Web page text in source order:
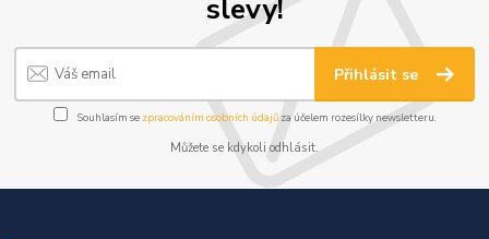
slevy!
Přihlásit se
Souhlasím se zpracováním osobních údajůza účelem rozesílky newsletteru.
Můžete se kdykoli odhlásit.